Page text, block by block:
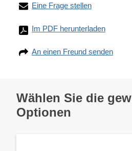
Eine Frage stellen
Im PDF herunterladen
An einen Freund senden
Wählen Sie die
Optionen